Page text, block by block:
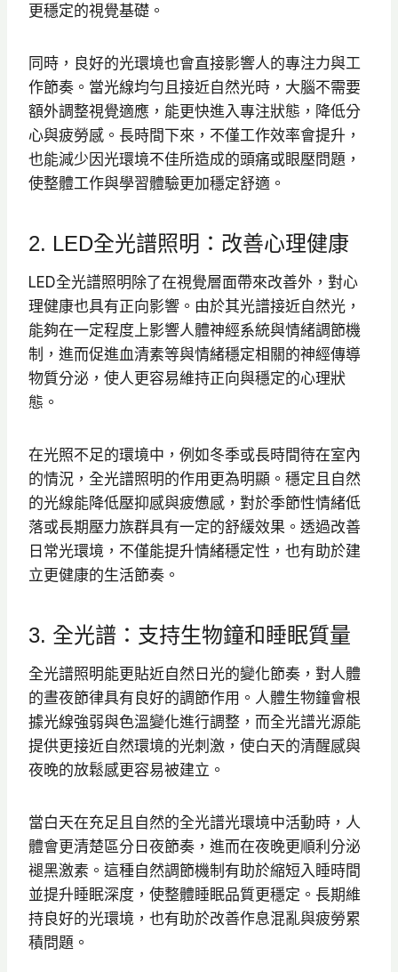
更穩定的視覺基礎。
同時，良好的光環境也會直接影響人的專注力與工
作節奏。當光線均勻且接近自然光時，大腦不需要
額外調整視覺適應，能更快進入專注狀態，降低分
心與疲勞感。長時間下來，不僅工作效率會提升，
也能減少因光環境不佳所造成的頭痛或眼壓問題，
使整體工作與學習體驗更加穩定舒適。
2. LED全光譜照明：改善心理健康
LED全光譜照明除了在視覺層面帶來改善外，對心
理健康也具有正向影響。由於其光譜接近自然光，
能夠在一定程度上影響人體神經系統與情緒調節機
制，進而促進血清素等與情緒穩定相關的神經傳導
物質分泌，使人更容易維持正向與穩定的心理狀
態。
在光照不足的環境中，例如冬季或長時間待在室內
的情況，全光譜照明的作用更為明顯。穩定且自然
的光線能降低壓抑感與疲憊感，對於季節性情緒低
落或長期壓力族群具有一定的舒緩效果。透過改善
日常光環境，不僅能提升情緒穩定性，也有助於建
立更健康的生活節奏。
3. 全光譜：支持生物鐘和睡眠質量
全光譜照明能更貼近自然日光的變化節奏，對人體
的晝夜節律具有良好的調節作用。人體生物鐘會根
據光線強弱與色溫變化進行調整，而全光譜光源能
提供更接近自然環境的光刺激，使白天的清醒感與
夜晚的放鬆感更容易被建立。
當白天在充足且自然的全光譜光環境中活動時，人
體會更清楚區分日夜節奏，進而在夜晚更順利分泌
褪黑激素。這種自然調節機制有助於縮短入睡時間
並提升睡眠深度，使整體睡眠品質更穩定。長期維
持良好的光環境，也有助於改善作息混亂與疲勞累
積問題。